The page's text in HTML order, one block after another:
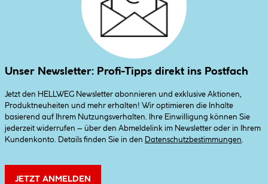
Unser Newsletter: Profi-Tipps direkt ins Postfach
Jetzt den HELLWEG Newsletter abonnieren und exklusive Aktionen,
Produktneuheiten und mehr erhalten! Wir optimieren die Inhalte
basierend auf Ihrem Nutzungsverhalten. Ihre Einwilligung können Sie
jederzeit widerrufen – über den Abmeldelink im Newsletter oder in Ihrem
Kundenkonto. Details finden Sie in den
Datenschutzbestimmungen
JETZT ANMELDEN